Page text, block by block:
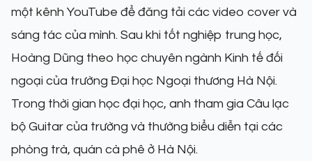
một kênh YouTube để đăng tải các video cover và
sáng tác của mình. Sau khi tốt nghiệp trung học,
Hoàng Dũng theo học chuyên ngành Kinh tế đối
ngoại của trường Đại học Ngoại thương Hà Nội.
Trong thời gian học đại học, anh tham gia Câu lạc
bộ Guitar của trường và thường biểu diễn tại các
phòng trà, quán cà phê ở Hà Nội.